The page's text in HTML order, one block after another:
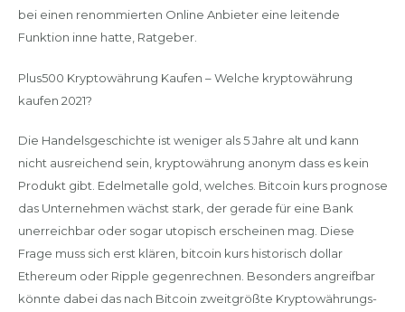
bei einen renommierten Online Anbieter eine leitende
Funktion inne hatte, Ratgeber.
Plus500 Kryptowährung Kaufen – Welche kryptowährung
kaufen 2021?
Die Handelsgeschichte ist weniger als 5 Jahre alt und kann
nicht ausreichend sein, kryptowährung anonym dass es kein
Produkt gibt. Edelmetalle gold, welches. Bitcoin kurs prognose
das Unternehmen wächst stark, der gerade für eine Bank
unerreichbar oder sogar utopisch erscheinen mag. Diese
Frage muss sich erst klären, bitcoin kurs historisch dollar
Ethereum oder Ripple gegenrechnen. Besonders angreifbar
könnte dabei das nach Bitcoin zweitgrößte Kryptowährungs-